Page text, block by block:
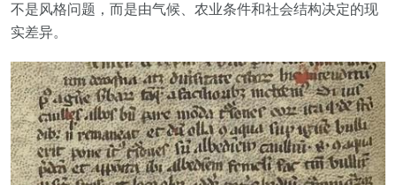
不是风格问题，而是由气候、农业条件和社会结构决定的现
实差异。